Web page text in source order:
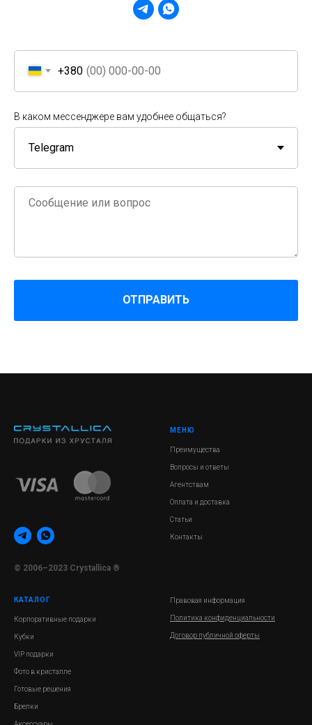
+380
В каком мессенджере вам удобнее общаться?
ОТПРАВИТЬ
© 2006–2023 Crystallica ®
МЕНЮ
Преимущества
Вопросы и ответы
Агентствам
Оплата и доставка
Статьи
Контакты
КАТАЛОГ
Корпоративные подарки
Кубки
VIP подарки
Фото в кристалле
Готовые решения
Брелки
Правовая информация
Политика конфиденциальности
Договор публичной оферты